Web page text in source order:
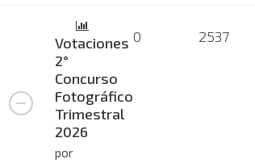
Votaciones
2°
Concurso
Fotográfico
Trimestral
2026
por
0 2537